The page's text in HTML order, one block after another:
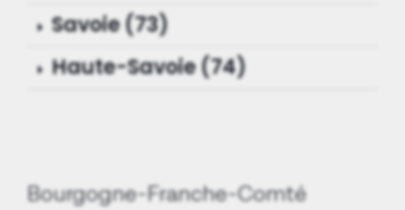
Savoie (73)
Haute-Savoie (74)
Bourgogne-Franche-Comté